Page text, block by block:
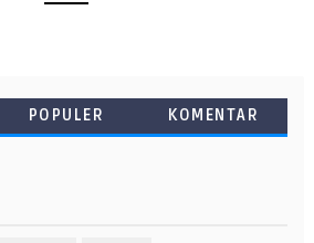
POPULER KOMENTAR